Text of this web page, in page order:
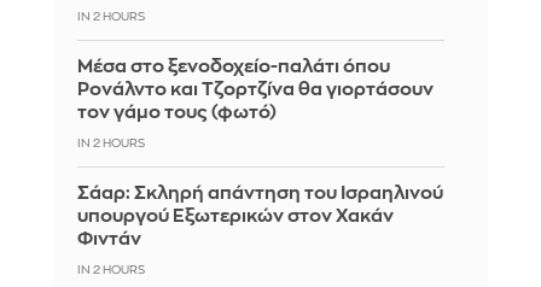
IN 2 HOURS
Μέσα στο ξενοδοχείο-παλάτι όπου
Ρονάλντο και Τζορτζίνα θα γιορτάσουν
τον γάμο τους (φωτό)
IN 2 HOURS
Σάαρ: Σκληρή απάντηση του Ισραηλινού
υπουργού Εξωτερικών στον Χακάν
Φιντάν
IN 2 HOURS